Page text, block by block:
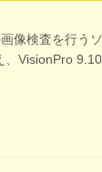
像検査を行う
VisionPro